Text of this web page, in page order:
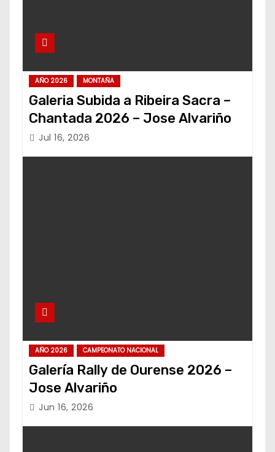
AÑO 2026 MONTAÑA
Galeria Subida a Ribeira Sacra –
Chantada 2026 – Jose Alvariño
Jul 16, 2026
AÑO 2026 CAMPEONATO NACIONAL
Galería Rally de Ourense 2026 –
Jose Alvariño
Jun 16, 2026